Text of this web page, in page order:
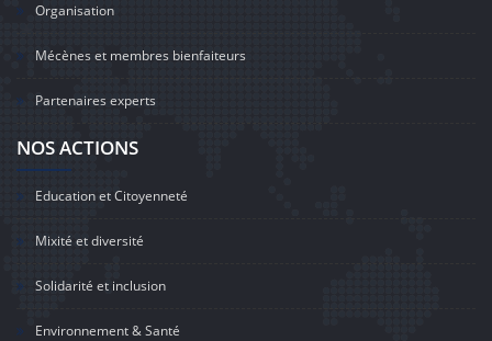
Organisation
Mécènes et membres bienfaiteurs
Partenaires experts
NOS ACTIONS
Education et Citoyenneté
Mixité et diversité
Solidarité et inclusion
Environnement & Santé